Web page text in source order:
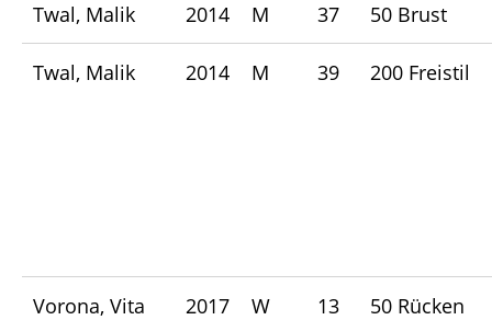
Twal, Malik 2014 M 37 50 Brust
Twal, Malik 2014 M 39 200 Freistil
Vorona, Vita 2017 W 13 50 Rücken